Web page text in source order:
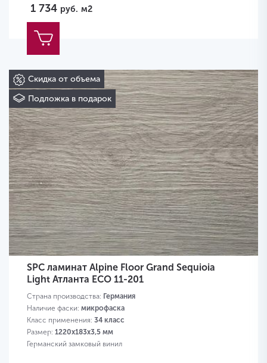
1 734 руб. м2
Скидка от объема
Подложка в подарок
SPC ламинат Alpine Floor Grand Sequioia
Light Атланта ЕСО 11-201
Страна производства: Германия
Наличие фаски: микрофаска
Класс применения: 34 класс
Размер: 1220х183х3,5 мм
Германский замковый винил